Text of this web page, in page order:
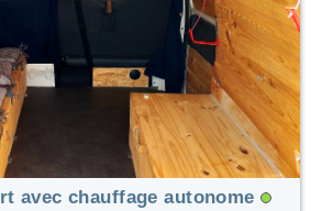
avec chauffage autonome